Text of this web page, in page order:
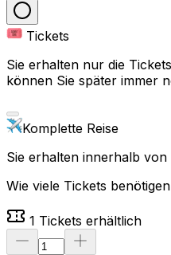
Tickets
Sie erhalten nur die
können Sie später immer
Komplette Reise
Sie erhalten innerhalb
Wie viele Tickets
1 Tickets erhältlich